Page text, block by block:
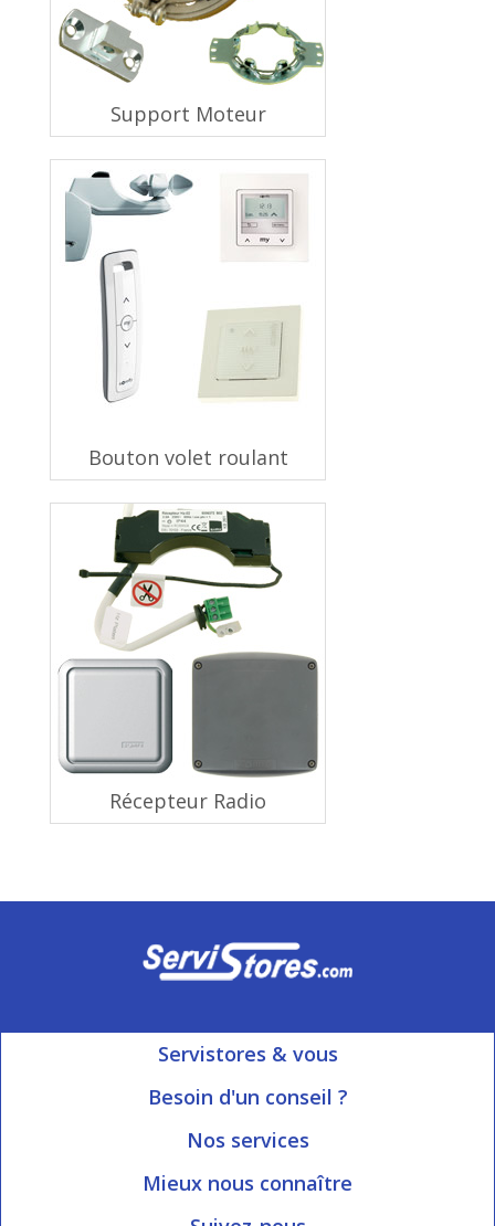
Support Moteur
Bouton volet roulant
Récepteur Radio
Servistores & vous
Mon compte
Besoin d'un conseil ?
Ouvert du Lundi au Vendredi
Nos services
Informations livraison
Blog Servistores
Mieux nous connaître
Qui sommes-nous?